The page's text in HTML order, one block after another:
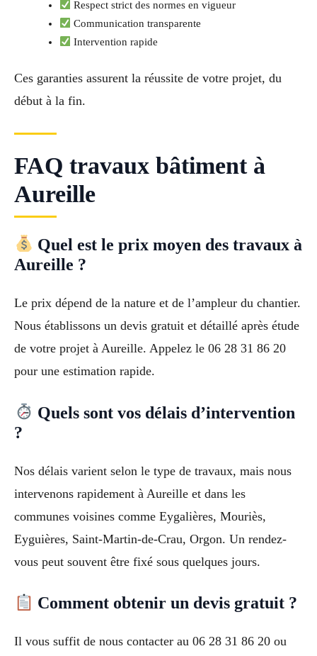
Respect strict des normes en vigueur
Communication transparente
Intervention rapide
Ces garanties assurent la réussite de votre projet, du
début à la fin.
FAQ travaux bâtiment à
Aureille
Quel est le prix moyen des travaux à
Aureille ?
Le prix dépend de la nature et de l’ampleur du chantier.
Nous établissons un devis gratuit et détaillé après étude
de votre projet à Aureille. Appelez le 06 28 31 86 20
pour une estimation rapide.
Quels sont vos délais d’intervention
?
Nos délais varient selon le type de travaux, mais nous
intervenons rapidement à Aureille et dans les
communes voisines comme Eygalières, Mouriès,
Eyguières, Saint-Martin-de-Crau, Orgon. Un rendez-
vous peut souvent être fixé sous quelques jours.
Comment obtenir un devis gratuit ?
Il vous suffit de nous contacter au 06 28 31 86 20 ou